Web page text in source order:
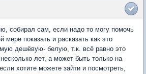
собирал сам, если надо то могу помочь
мере показать и расказать как это
дешёвую- белую, т.к. всё равно это
лет, а может быть только на
хотите можете зайти и посмотреть,